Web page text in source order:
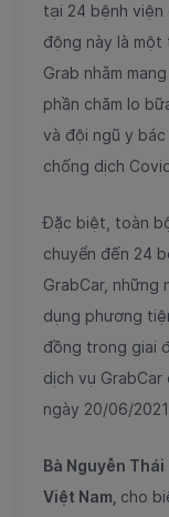
tại 24 bệnh viện
động này là
Grab nhằm
phần chăm lo
và đội ngũ y
chống dịch
Đặc biệt, toàn
chuyển đến 24
GrabCar, những
dụng phương
đồng trong giai
dịch vụ
ngày 20/06/
Bà Nguyễn
Việt Nam, cho